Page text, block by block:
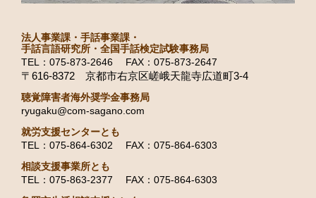
法人事業課・手話事業課・
手話言語研究所・全国手話検定試験事務局
TEL：075-873-2646 FAX：075-873-2647
〒616-8372 京都市右京区嵯峨天龍寺広道町3-4
聴覚障害者海外奨学金事務局
ryugaku@com-sagano.com
就労支援センターとも
TEL：075-864-6302 FAX：075-864-6303
相談支援事業所とも
TEL：075-863-2377 FAX：075-864-6303